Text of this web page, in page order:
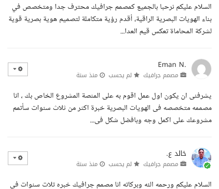
السلام عليكم نرحبا بالجميع كمصمم جرافيك محترف جدا ومتخصص في
بناء الهويات البصرية الراقية، أقدم رؤية متكاملة لتصميم هوية بصرية قوية
لشركة المحاماة تعكس قيم العدا...
Eman N.
مصمم جرافيك لم يحسب منذ سنة
يشرفنى ان يكون اول عمل اقوم به على المنصة المشروع الخاص بك ، انا
مصممه متخصصه فى الهويات البصرية خبرة اكثر من ثلاث سنوات سأتمم
مشروعك على اكمل وجه وبافضل شكل فى...
خالد ع.
مصمم جرافيك لم يحسب منذ سنة
السلام عليكم ورحمه الله وبركاته انا مصمم جرافيك خبره تلات سنوات في